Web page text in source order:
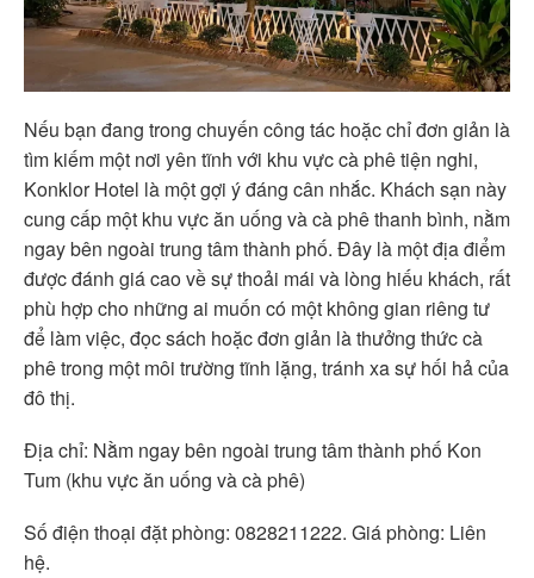
Nếu bạn đang trong chuyến công tác hoặc chỉ đơn giản là
tìm kiếm một nơi yên tĩnh với khu vực cà phê tiện nghi,
Konklor Hotel là một gợi ý đáng cân nhắc. Khách sạn này
cung cấp một khu vực ăn uống và cà phê thanh bình, nằm
ngay bên ngoài trung tâm thành phố. Đây là một địa điểm
được đánh giá cao về sự thoải mái và lòng hiếu khách, rất
phù hợp cho những ai muốn có một không gian riêng tư
để làm việc, đọc sách hoặc đơn giản là thưởng thức cà
phê trong một môi trường tĩnh lặng, tránh xa sự hối hả của
đô thị.
Địa chỉ: Nằm ngay bên ngoài trung tâm thành phố Kon
Tum (khu vực ăn uống và cà phê)
Số điện thoại đặt phòng: 0828211222. Giá phòng: Liên
hệ.